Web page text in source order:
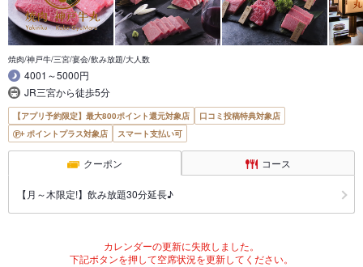
焼肉/神戸牛/三宮/宴会/飲み放題/大人数
4001～5000円
JR三宮から徒歩5分
【アプリ予約限定】最大800ポイント還元対象店
口コミ投稿特典対象店
ポイントプラス対象店
スマート支払い可
クーポン コース
【月～木限定!】飲み放題30分延長♪
カレンダーの更新に失敗しました。
下記ボタンを押して空席状況を更新してください。